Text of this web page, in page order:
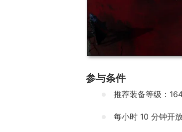
参与条件
推荐装备等级：
每小时 10 分钟开